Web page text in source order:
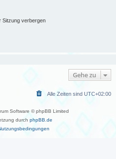
Sitzung verbergen
Gehe zu
Alle Zeiten sind UTC+02:00
Software © phpBB Limited
durch phpBB.de